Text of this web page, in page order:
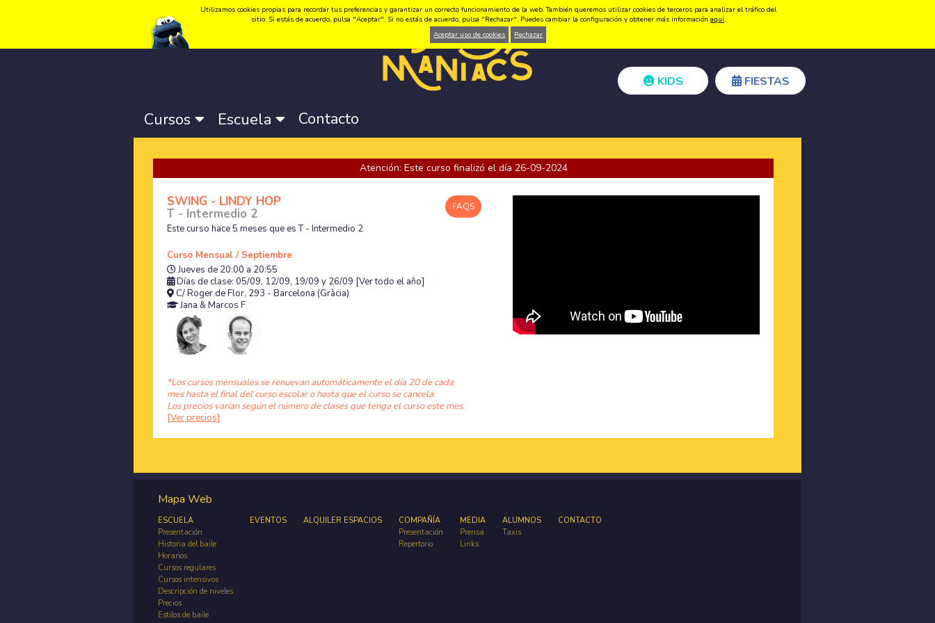
Idioma:Català -Castellano-English Registrarse Acceder
KIDS FIESTAS
Cursos Escuela Contacto
Atención: Este curso finalizó el día 26-09-2024
FAQS
SWING - LINDY HOP
T - Intermedio 2
Este curso hace 5 meses que es T - Intermedio 2
Curso Mensual / Septiembre
Jueves de 20:00 a 20:55
Días de clase: 05/09, 12/09, 19/09 y 26/09 [Ver todo el año]
C/ Roger de Flor, 293 - Barcelona (Gràcia)
Jana & Marcos F
*Los cursos mensuales se renuevan automáticamente el día 20 de cada
mes hasta el final del curso escolar o hasta que el curso se cancela.
Los precios varían según el número de clases que tenga el curso este mes.
[Ver precios]
Mapa Web
ESCUELA
Presentación
Historia del baile
Horarios
Cursos regulares
Cursos intensivos
Descripción de niveles
Precios
Estilos de baile
EVENTOS ALQUILER ESPACIOS
COMPAÑÍA
Presentación
Repertorio
MEDIA
Prensa
Links
ALUMNOS
Taxis
CONTACTO
Utilizamos cookies propias para recordar tus preferencias y garantizar un correcto funcionamiento de la web. También queremos utilizar cookies de terceros para analizar el tráfico del
sitio. Si estás de acuerdo, pulsa "Aceptar". Si no estás de acuerdo, pulsa "Rechazar". Puedes cambiar la configuración y obtener más información aquí.
Aceptar uso de cookies
Rechazar